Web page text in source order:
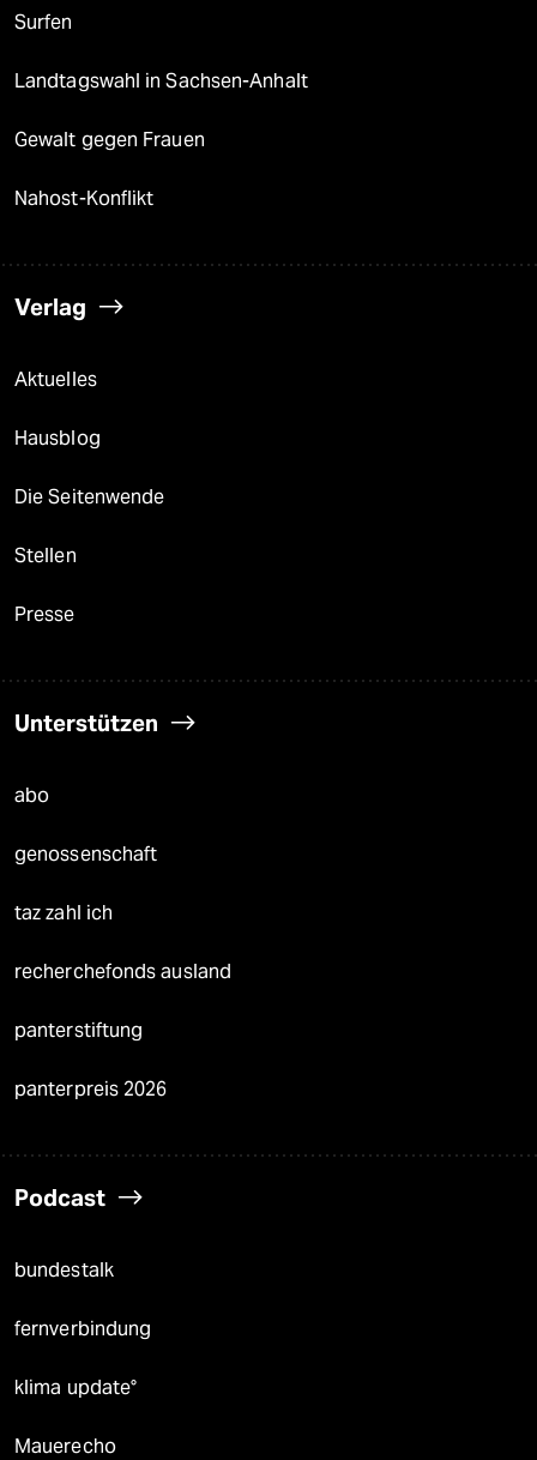
Surfen
Landtagswahl in Sachsen-Anhalt
Gewalt gegen Frauen
Nahost-Konflikt
Verlag
Aktuelles
Hausblog
Die Seitenwende
Stellen
Presse
Unterstützen
abo
genossenschaft
taz zahl ich
recherchefonds ausland
panterstiftung
panterpreis 2026
Podcast
bundestalk
fernverbindung
klima update°
Mauerecho